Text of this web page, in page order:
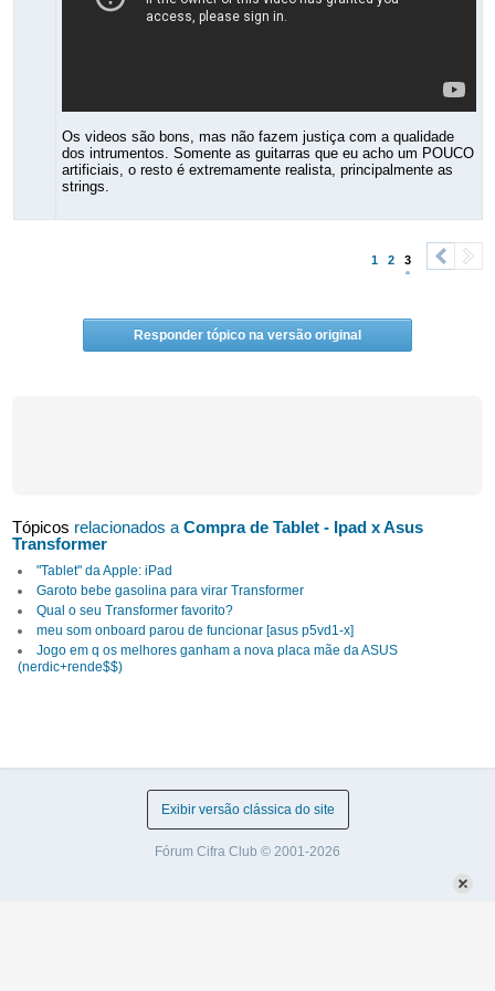
Os videos são bons, mas não fazem justiça com a qualidade
dos intrumentos. Somente as guitarras que eu acho um POUCO
artificiais, o resto é extremamente realista, principalmente as
strings.
1 2 3
Responder tópico na versão original
Tópicos relacionados aCompra de Tablet - Ipad x Asus
Transformer
"Tablet" da Apple: iPad
Garoto bebe gasolina para virar Transformer
Qual o seu Transformer favorito?
meu som onboard parou de funcionar [asus p5vd1-x]
Jogo em q os melhores ganham a nova placa mãe da ASUS
(nerdic+rende$$)
Exibir versão clássica do site
Fórum Cifra Club © 2001-2026